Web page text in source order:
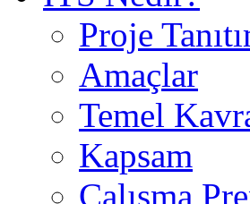
Proje
Amaçlar
Temel
Kapsam
Çalışma